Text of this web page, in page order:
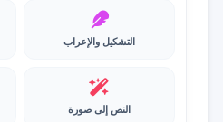
التشكيل والإعراب
النص إلى صورة